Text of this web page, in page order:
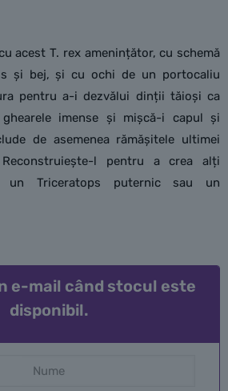
acest T. rex amenințător, cu schemă
şi bej, şi cu ochi de un portocaliu
pentru a-i dezvălui dinții tăioși ca
imense şi mișcă-i capul şi
de asemenea rămășitele ultimei
l pentru a crea alți
un Triceratops puternic sau un
e-mail când stocul este
disponibil.